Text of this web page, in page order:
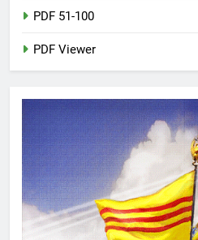
PDF 51-100
PDF Viewer